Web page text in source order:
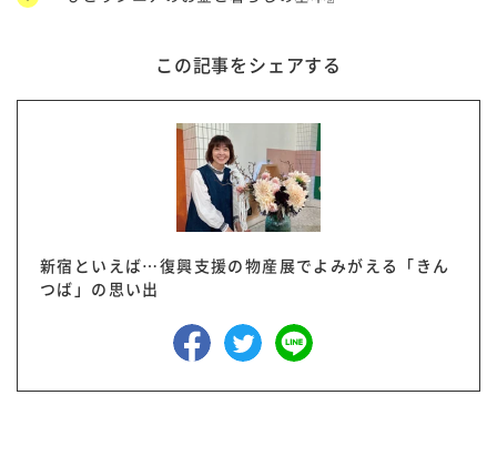
この記事をシェアする
新宿といえば…復興支援の物産展でよみがえる「きん
つば」の思い出